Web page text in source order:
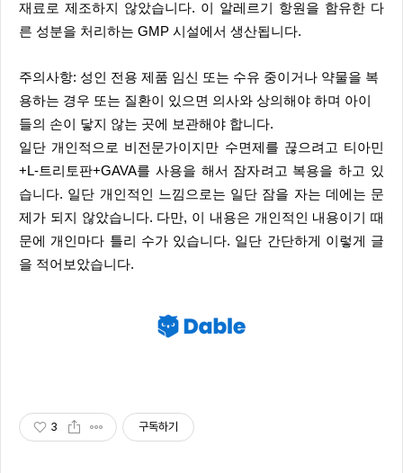
재료로 제조하지 않았습니다. 이 알레르기 항원을 함유한 다
른 성분을 처리하는 GMP 시설에서 생산됩니다.
주의사항: 성인 전용 제품 임신 또는 수유 중이거나 약물을 복
용하는 경우 또는 질환이 있으면 의사와 상의해야 하며 아이
들의 손이 닿지 않는 곳에 보관해야 합니다.
일단 개인적으로 비전문가이지만 수면제를 끊으려고 티아민
+L-트리토판+GAVA를 사용을 해서 잠자려고 복용을 하고 있
습니다. 일단 개인적인 느낌으로는 일단 잠을 자는 데에는 문
제가 되지 않았습니다. 다만, 이 내용은 개인적인 내용이기 때
문에 개인마다 틀리 수가 있습니다. 일단 간단하게 이렇게 글
을 적어보았습니다.
3 구독하기